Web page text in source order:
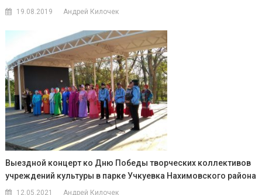
19.08.2019 Андрей Килочек
Выездной концерт ко Дню Победы творческих коллективов
учреждений культуры в парке Учкуевка Нахимовского района
12.05.2021 Андрей Килочек